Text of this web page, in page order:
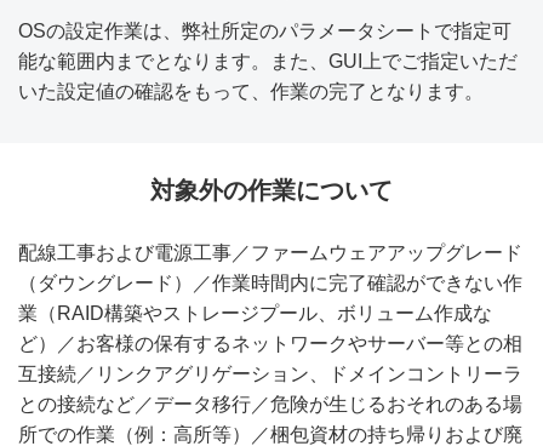
OSの設定作業は、弊社所定のパラメータシートで指定可
能な範囲内までとなります。また、GUI上でご指定いただ
いた設定値の確認をもって、作業の完了となります。
対象外の作業について
配線工事および電源工事／ファームウェアアップグレード
（ダウングレード）／作業時間内に完了確認ができない作
業（RAID構築やストレージプール、ボリューム作成な
ど）／お客様の保有するネットワークやサーバー等との相
互接続／リンクアグリゲーション、ドメインコントリーラ
との接続など／データ移行／危険が生じるおそれのある場
所での作業（例：高所等）／梱包資材の持ち帰りおよび廃